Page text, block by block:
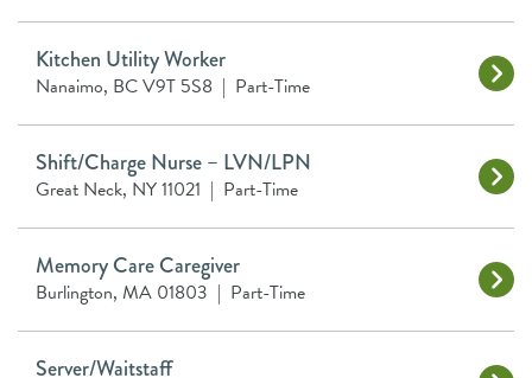
Kitchen Utility Worker
Nanaimo, BC V9T 5S8 | Part-Time
Shift/Charge Nurse – LVN/LPN
Great Neck, NY 11021 | Part-Time
Memory Care Caregiver
Burlington, MA 01803 | Part-Time
Server/Waitstaff